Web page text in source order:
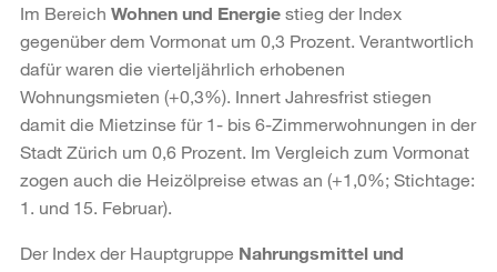
Im Bereich Wohnen und Energie stieg der Index
gegenüber dem Vormonat um 0,3 Prozent. Verantwortlich
dafür waren die vierteljährlich erhobenen
Wohnungsmieten (+0,3%). Innert Jahresfrist stiegen
damit die Mietzinse für 1- bis 6-Zimmerwohnungen in der
Stadt Zürich um 0,6 Prozent. Im Vergleich zum Vormonat
zogen auch die Heizölpreise etwas an (+1,0%; Stichtage:
1. und 15. Februar).
Der Index der Hauptgruppe Nahrungsmittel und